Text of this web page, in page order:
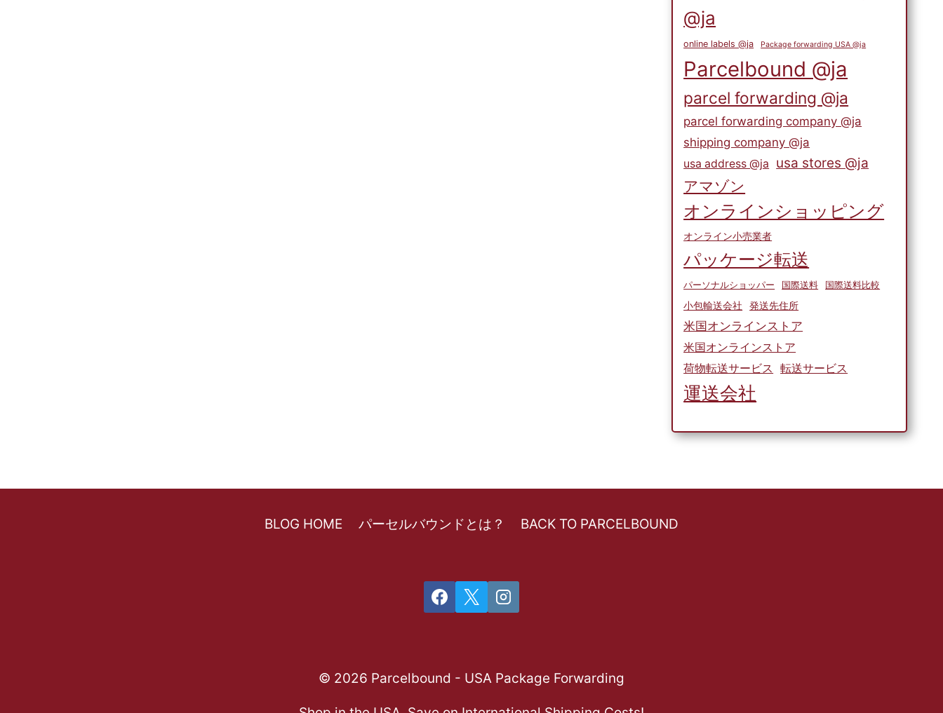
@ja
online labels @ja Package forwarding USA @ja
Parcelbound @ja
parcel forwarding @ja
parcel forwarding company @ja
shipping company @ja
usa address @ja usa stores @ja
アマゾン
オンラインショッピング
オンライン小売業者
パッケージ転送
パーソナルショッパー 国際送料 国際送料比較
小包輸送会社 発送先住所
米国オンラインストア
米国オンラインストア
荷物転送サービス
転送サービス
運送会社
BLOG HOME パーセルバウンドとは？ BACK TO PARCELBOUND
© 2026 Parcelbound - USA Package Forwarding